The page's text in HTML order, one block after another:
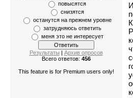
повысятся
снизятся
останутся на прежнем уровне
затрудняюсь ответить
меня это не интересует
Результаты | Архив опросов
Всего ответов: 456
This feature is for Premium users only!